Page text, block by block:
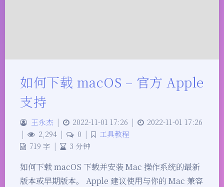
如何下载 macOS – 官方 Apple
支持
王永杰 | 2022-11-01 17:26 |
2022-11-01 17:26
|
2,294 | 0 |
工具教程
719 字 | 3 分钟
如何下载 macOS 下载并安装 Mac 操作系统的最新
版本或早期版本。 Apple 建议使用与你的 Mac 兼容